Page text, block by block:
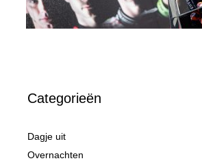
Categorieën
Dagje uit
Overnachten